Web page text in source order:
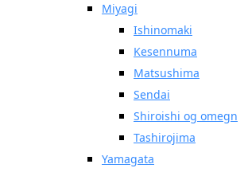
Miyagi
Ishinomaki
Kesennuma
Matsushima
Sendai
Shiroishi og omegn
Tashirojima
Yamagata